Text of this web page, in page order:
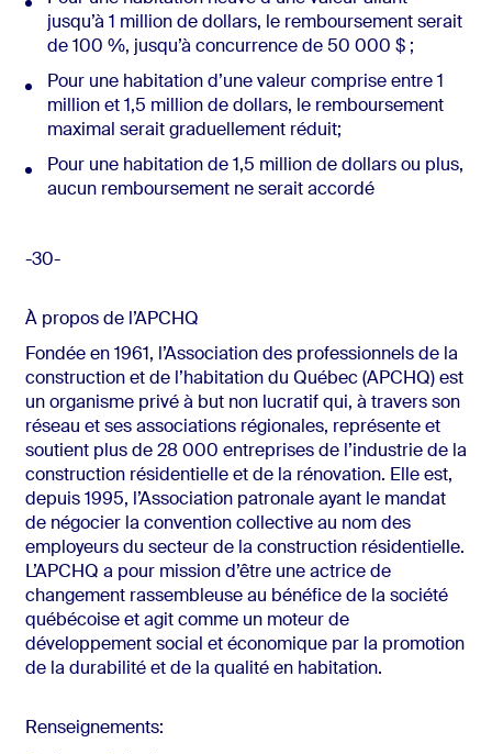
jusqu’à 1 million de dollars, le remboursement serait
de 100 %, jusqu’à concurrence de 50 000 $ ;
Pour une habitation d’une valeur comprise entre 1
million et 1,5 million de dollars, le remboursement
maximal serait graduellement réduit;
Pour une habitation de 1,5 million de dollars ou plus,
aucun remboursement ne serait accordé
-30-
À propos de l’APCHQ
Fondée en 1961, l’Association des professionnels de la
construction et de l’habitation du Québec (APCHQ) est
un organisme privé à but non lucratif qui, à travers son
réseau et ses associations régionales, représente et
soutient plus de 28 000 entreprises de l’industrie de la
construction résidentielle et de la rénovation. Elle est,
depuis 1995, l’Association patronale ayant le mandat
de négocier la convention collective au nom des
employeurs du secteur de la construction résidentielle.
L’APCHQ a pour mission d’être une actrice de
changement rassembleuse au bénéfice de la société
québécoise et agit comme un moteur de
développement social et économique par la promotion
de la durabilité et de la qualité en habitation.
Renseignements: